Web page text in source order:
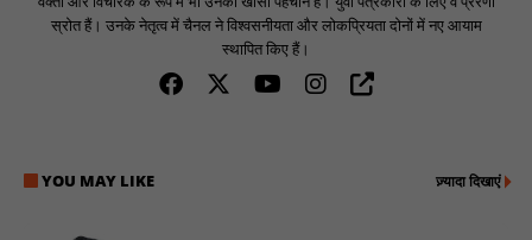
स्रोत हैं। उनके नेतृत्व में चैनल ने विश्वसनीयता और लोकप्रियता दोनों में नए आयाम
स्थापित किए हैं।
YOU MAY LIKE ज़्यादा दिखाएं